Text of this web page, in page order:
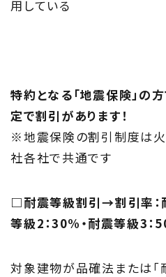
用している
特約となる「地震保険」の
定で割引があります！
※地震保険の割引制度は
社各社で共通です
□耐震等級割引→割引率：
等級2：30%・耐震等級3：
対象建物が品確法または｢